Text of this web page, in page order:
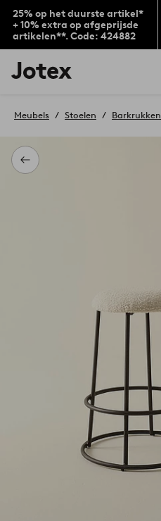
25% op het duurste artikel*
+ 10% extra op afgeprijsde
artikelen**. Code: 424882
Jotex
logo
to
home
page
Terug
Meubels Stoelen Barkrukken